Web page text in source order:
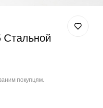
Стальной
покупцям.